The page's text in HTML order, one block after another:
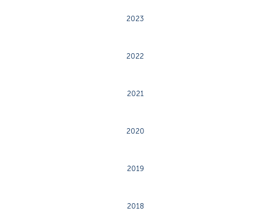
2023
2022
2021
2020
2019
2018